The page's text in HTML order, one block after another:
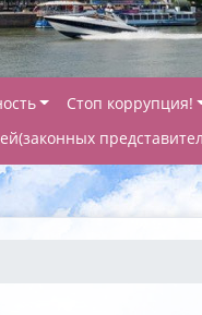
Стоп коррупция!